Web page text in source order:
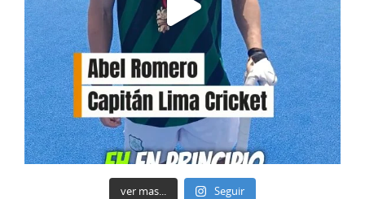
ver mas... Seguir